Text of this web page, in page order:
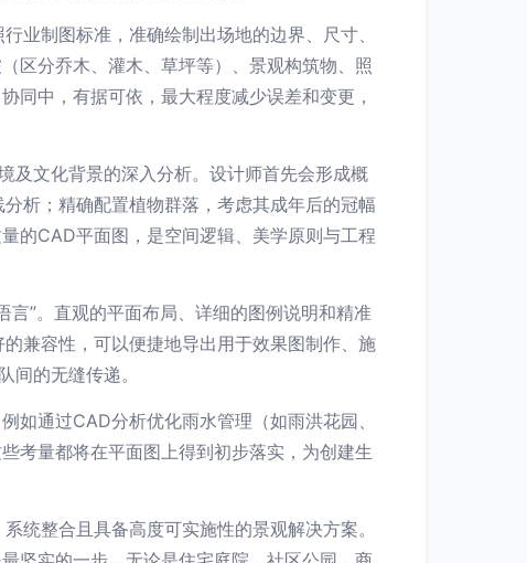
业制图标准，准确绘制出场地的边界、尺寸、
区分乔木、灌木、草坪等）、景观构筑物、照
同中，有据可依，最大程度减少误差和变更，
及文化背景的深入分析。设计师首先会形成概
析；精确配置植物群落，考虑其成年后的冠幅
的CAD平面图，是空间逻辑、美学原则与工程
”。直观的平面布局、详细的图例说明和精准
兼容性，可以便捷地导出用于效果图制作、施
的无缝传递。
如通过CAD分析优化雨水管理（如雨洪花园、
考量都将在平面图上得到初步落实，为创建生
统整合且具备高度可实施性的景观解决方案。